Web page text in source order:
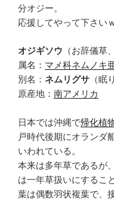
分オジー。
応援してやって下さい
オジギソウ （お辞儀草
属名： マメ科ネムノキ
別名： ネムリグサ （眠
原産地： 南アメリカ
日本では沖縄で帰化植
戸時代後期にオランダ
いわれている。
本来は多年草であるが
は一年草扱いにするこ
葉は偶数羽状複葉で、